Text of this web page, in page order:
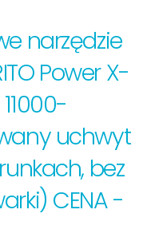
narzędzie
Power X-
uchwyt
bez
CENA -